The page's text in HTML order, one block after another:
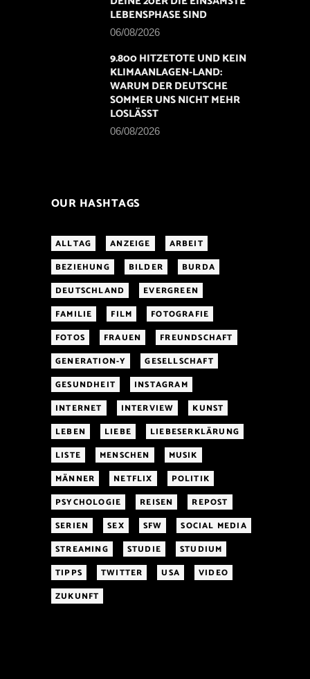
LEBENSPHASE SIND
06/08/2026
9.800 HITZETOTE UND KEIN
KLIMAANLAGEN-LAND:
WARUM DER DEUTSCHE
SOMMER UNS NICHT MEHR
LOSLÄSST
06/08/2026
OUR HASHTAGS
ALLTAG ANZEIGE
ARBEIT
BEZIEHUNG
BILDER
BURDA
DEUTSCHLAND
EVERGREEN
FAMILIE
FILM
FOTOGRAFIE
FOTOS
FRAUEN
FREUNDSCHAFT
GENERATION-Y
GESELLSCHAFT
GESUNDHEIT
INSTAGRAM
INTERNET
INTERVIEW
KUNST
LEBEN
LIEBE
LIEBESERKLÄRUNG
LISTE
MENSCHEN
MUSIK
MÄNNER
NETFLIX
POLITIK
PSYCHOLOGIE
REISEN
REPOST
SERIEN
SEX SFW
SOCIAL MEDIA
STREAMING
STUDIE
STUDIUM
TIPPS
TWITTER USA
VIDEO
ZUKUNFT